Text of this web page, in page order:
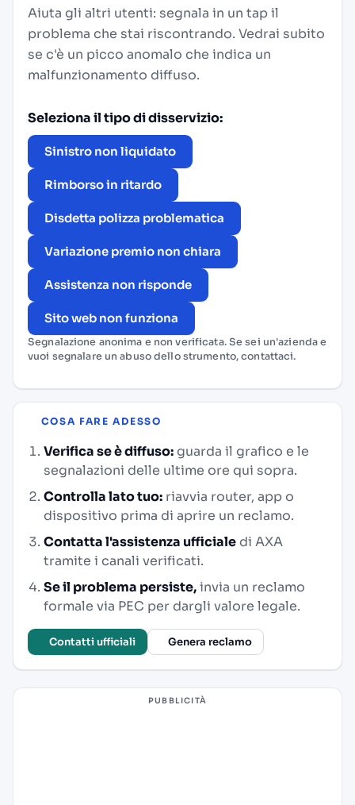
Aiuta gli altri utenti: segnala in un tap il
problema che stai riscontrando. Vedrai subito
se c'è un picco anomalo che indica un
malfunzionamento diffuso.
Seleziona il tipo di disservizio:
Sinistro non liquidato
Rimborso in ritardo
Disdetta polizza problematica
Variazione premio non chiara
Assistenza non risponde
Sito web non funziona
Segnalazione anonima e non verificata. Se sei un'azienda e
vuoi segnalare un abuso dello strumento,contattaci.
COSA FARE ADESSO
Verifica se è diffuso:guarda il grafico e le
segnalazioni delle ultime ore qui sopra.
Controlla lato tuo: riavvia router, app o
dispositivo prima di aprire un reclamo.
Contatta l'assistenza ufficialedi AXA
tramite i canali verificati.
Se il problema persiste,invia un reclamo
formale via PEC per dargli valore legale.
Contatti ufficiali Genera reclamo
PUBBLICITÀ